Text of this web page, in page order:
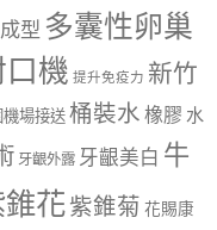
型 多囊性卵巢
口機 提升免疫力 新竹
機場接送 桶裝水 橡膠 水
牙齦外露 牙齦美白 牛
錐花紫錐菊 花賜康